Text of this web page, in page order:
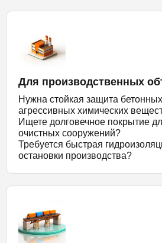
Для производственных
Нужна стойкая защита
агрессивных химических
Ищете долговечное покрытие
очистных сооружений?
Требуется быстрая
остановки производства?